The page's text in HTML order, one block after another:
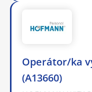
Operátor/ka
(A13660)